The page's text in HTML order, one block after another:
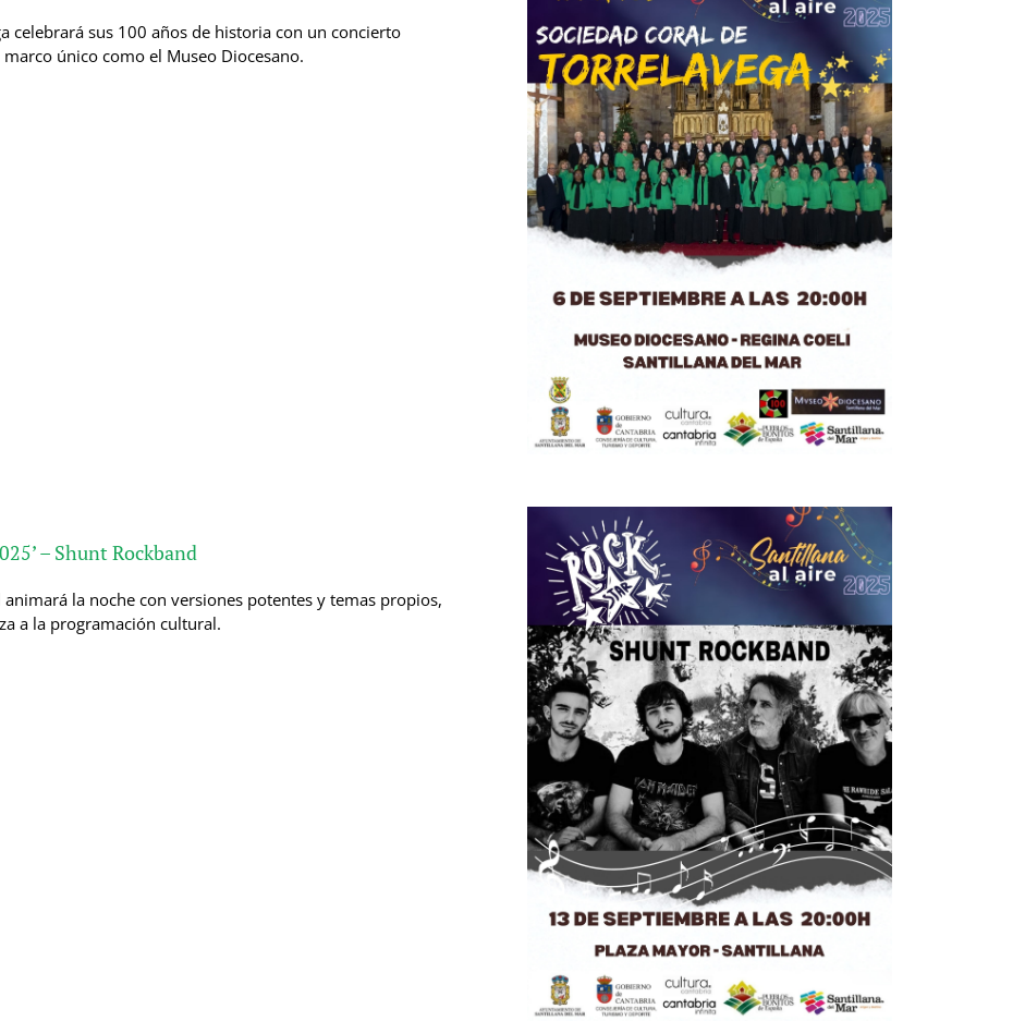
celebrará sus 100 años de historia con un concierto
único como el Museo Diocesano.
– Shunt Rockband
animará la noche con versiones potentes y temas propios,
a la programación cultural.